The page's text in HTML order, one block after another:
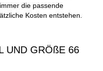
die passende
Kosten entstehen.
UND GRÖßE 66